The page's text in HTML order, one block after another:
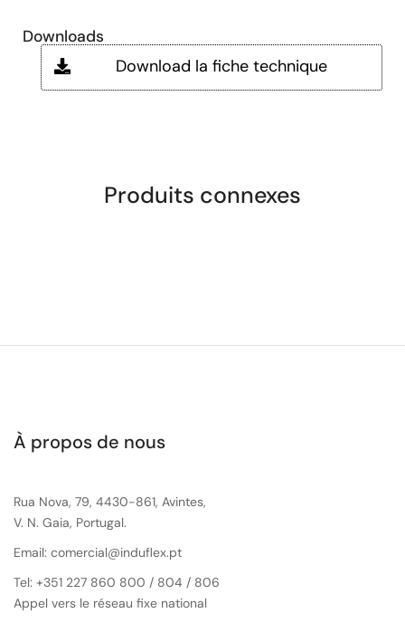
Downloads
Download la fiche technique
Produits connexes
À propos de nous
Rua Nova, 79, 4430-861, Avintes,
V. N. Gaia, Portugal.
Email: comercial@induflex.pt
Tel: +351 227 860 800 / 804 / 806
Appel vers le réseau fixe national